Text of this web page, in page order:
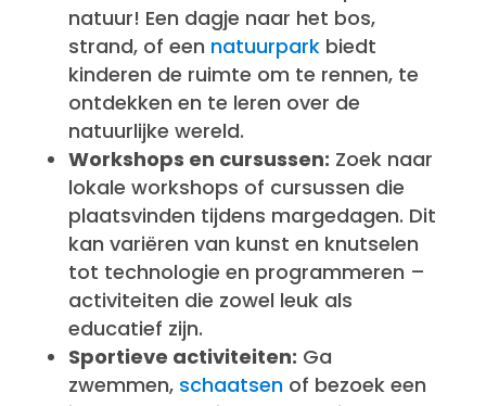
natuur! Een dagje naar het bos,
strand, of een natuurparkbiedt
kinderen de ruimte om te rennen, te
ontdekken en te leren over de
natuurlijke wereld.
Workshops en cursussen: Zoek naar
lokale workshops of cursussen die
plaatsvinden tijdens margedagen. Dit
kan variëren van kunst en knutselen
tot technologie en programmeren –
activiteiten die zowel leuk als
educatief zijn.
Sportieve activiteiten: Ga
zwemmen, schaatsenof bezoek een